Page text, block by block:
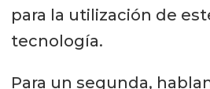
para la utilización de
tecnología.
Para un segunda,